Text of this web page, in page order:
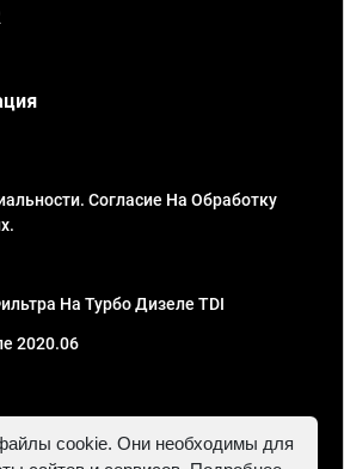
Согласие На Обработку
На Турбо Дизеле TDI
2020.06
Павлович. ИНН 781302555843,
cookie. Они необходимы для